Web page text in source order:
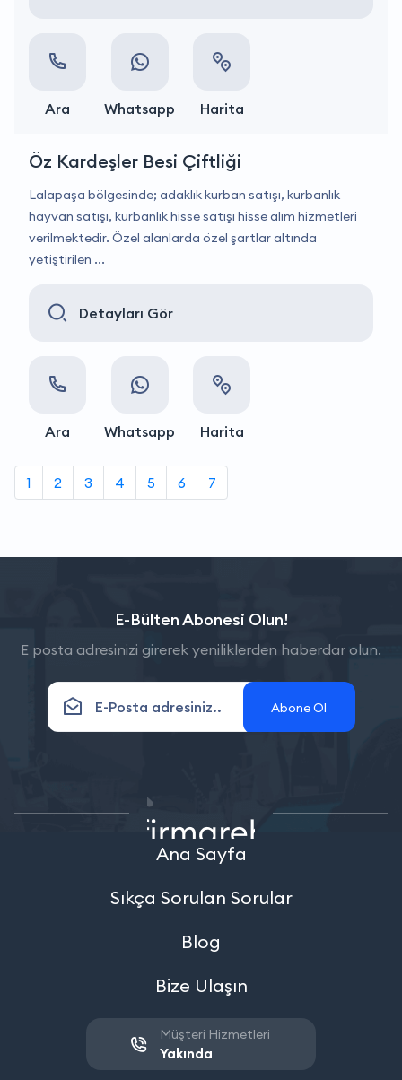
Ara Whatsapp Harita
Öz Kardeşler Besi Çiftliği
Lalapaşa bölgesinde; adaklık kurban satışı, kurbanlık
hayvan satışı, kurbanlık hisse satışı hisse alım hizmetleri
verilmektedir. Özel alanlarda özel şartlar altında
yetiştirilen ...
Detayları Gör
Ara Whatsapp Harita
1 2 3 4 5 6 7
E-Bülten Abonesi Olun!
E posta adresinizi girerek yeniliklerden haberdar olun.
Abone Ol
Ana Sayfa
Sıkça Sorulan Sorular
Blog
Bize Ulaşın
Müşteri Hizmetleri
Yakında